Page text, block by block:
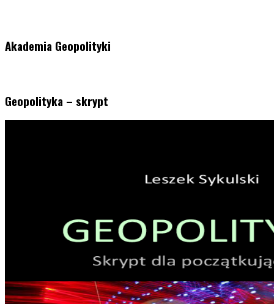
Akademia Geopolityki
Geopolityka – skrypt